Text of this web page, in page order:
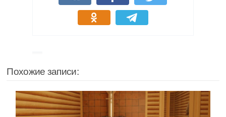
Похожие записи: